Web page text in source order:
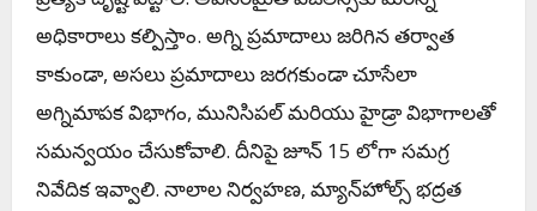
అధికారాలు కల్పిస్తాం. అగ్ని ప్రమాదాలు జరిగిన తర్వాత
కాకుండా, అసలు ప్రమాదాలు జరగకుండా చూసేలా
అగ్నిమాపక విభాగం, మునిసిపల్ మరియు హైడ్రా విభాగాలతో
సమన్వయం చేసుకోవాలి. దీనిపై జూన్ 15 లోగా సమగ్ర
నివేదిక ఇవ్వాలి. నాలాల నిర్వహణ, మ్యాన్‌హోల్స్ భద్రత